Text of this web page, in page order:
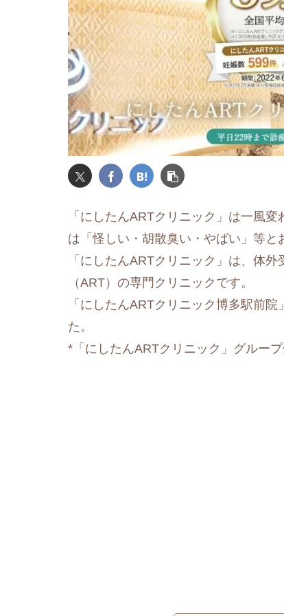
「にしたんARTクリニック」は一風
は「怪しい・胡散臭い・やばい」等と
「にしたんARTクリニック」は、体
（ART）の専門クリニックです。
「にしたんARTクリニック博多駅前
た。
*「にしたんARTクリニック」グルー